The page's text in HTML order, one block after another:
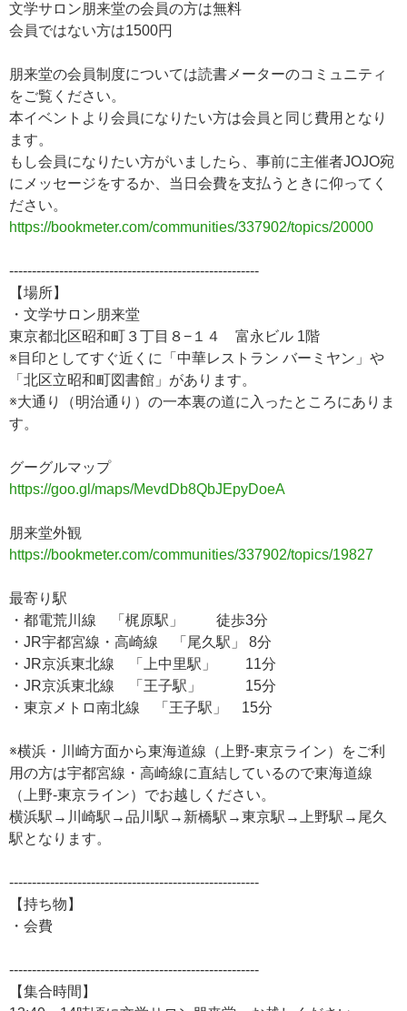
文学サロン朋来堂の会員の方は無料
会員ではない方は1500円
朋来堂の会員制度については読書メーターのコミュニティ
をご覧ください。
本イベントより会員になりたい方は会員と同じ費用となり
ます。
もし会員になりたい方がいましたら、事前に主催者JOJO宛
にメッセージをするか、当日会費を支払うときに仰ってく
ださい。
https://bookmeter.com/communities/337902/topics/20000
-------------------------------------------------------
【場所】
・文学サロン朋来堂
東京都北区昭和町３丁目８−１４ 富永ビル 1階
※目印としてすぐ近くに「中華レストラン バーミヤン」や
「北区立昭和町図書館」があります。
※大通り（明治通り）の一本裏の道に入ったところにありま
す。
グーグルマップ
https://goo.gl/maps/MevdDb8QbJEpyDoeA
朋来堂外観
https://bookmeter.com/communities/337902/topics/19827
最寄り駅
・都電荒川線 「梶原駅」 徒歩3分
・JR宇都宮線・高崎線 「尾久駅」 8分
・JR京浜東北線 「上中里駅」 11分
・JR京浜東北線 「王子駅」 15分
・東京メトロ南北線 「王子駅」 15分
※横浜・川崎方面から東海道線（上野-東京ライン）をご利
用の方は宇都宮線・高崎線に直結しているので東海道線
（上野-東京ライン）でお越しください。
横浜駅→川崎駅→品川駅→新橋駅→東京駅→上野駅→尾久
駅となります。
-------------------------------------------------------
【持ち物】
・会費
-------------------------------------------------------
【集合時間】